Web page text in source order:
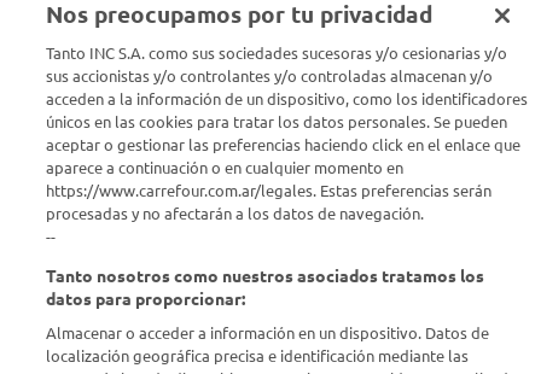
Info útil
Comprá Online
Enterate de nuestras ofertas
que nadie.
Provincia
Nos preocupamos por tu privacidad
Tanto INC S.A. como sus sociedades sucesoras y/o cesionarias y/o
sus accionistas y/o controlantes y/o controladas almacenan y/o
acceden a la información de un dispositivo, como los identificadores
únicos en las cookies para tratar los datos personales. Se pueden
aceptar o gestionar las preferencias haciendo click en el enlace que
aparece a continuación o en cualquier momento en
https://www.carrefour.com.ar/legales. Estas preferencias serán
procesadas y no afectarán a los datos de navegación.
--
Tanto nosotros como nuestros asociados tratamos los
datos para proporcionar:
Almacenar o acceder a información en un dispositivo. Datos de
localización geográfica precisa e identificación mediante las